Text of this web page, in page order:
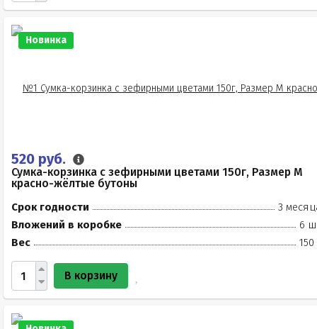
Новинка
520 руб.
Сумка-корзинка с зефирными цветами 150г, Размер М
красно-жёлтые бутоны
Срок годности
3
Вложений в коробке
6
Вес
150
В корзину